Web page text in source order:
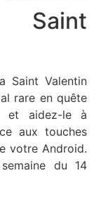
Saint
Saint Valentin
rare en quête
et aidez-le à
aux touches
votre Android.
du 14